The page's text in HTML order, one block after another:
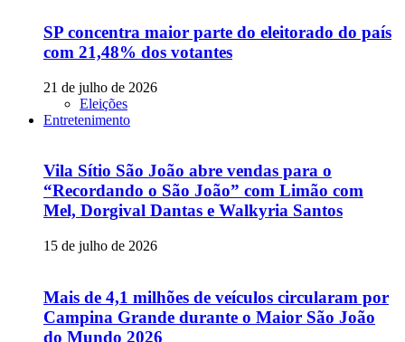
SP concentra maior parte do eleitorado do país
com 21,48% dos votantes
21 de julho de 2026
Eleições
Entretenimento
Vila Sítio São João abre vendas para o
“Recordando o São João” com Limão com
Mel, Dorgival Dantas e Walkyria Santos
15 de julho de 2026
Mais de 4,1 milhões de veículos circularam por
Campina Grande durante o Maior São João
do Mundo 2026